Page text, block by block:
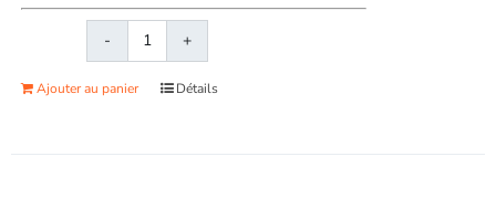
quantité
de
Face
Ajouter au panier Détails